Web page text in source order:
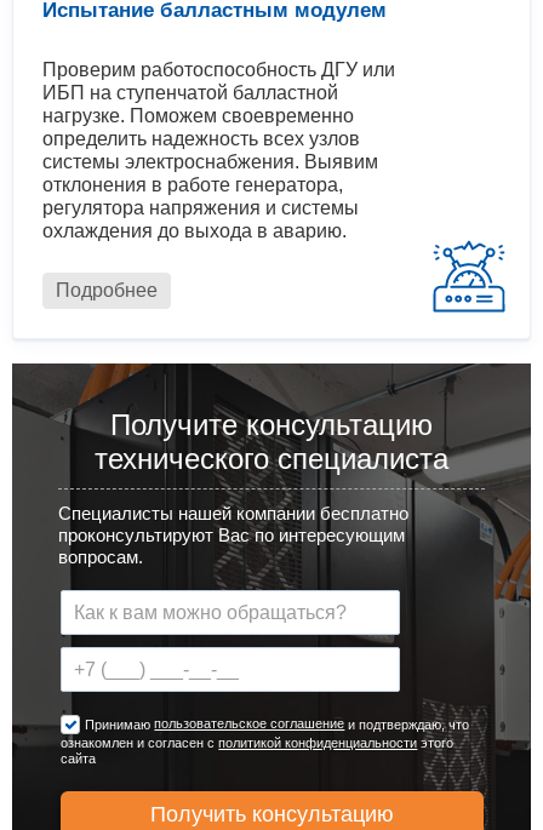
Испытание балластным модулем
Проверим работоспособность ДГУ или
ИБП на ступенчатой балластной
нагрузке. Поможем своевременно
определить надежность всех узлов
системы электроснабжения. Выявим
отклонения в работе генератора,
регулятора напряжения и системы
охлаждения до выхода в аварию.
Подробнее
Получите консультацию
технического специалиста
Специалисты нашей компании бесплатно
проконсультируют Вас по интересующим
вопросам.
Принимаюпользовательское соглашение и подтверждаю, что
ознакомлен и согласен сполитикой конфиденциальности этого
сайта